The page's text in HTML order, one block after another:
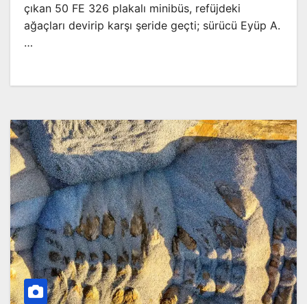
çıkan 50 FE 326 plakalı minibüs, refüjdeki
ağaçları devirip karşı şeride geçti; sürücü Eyüp A.
…